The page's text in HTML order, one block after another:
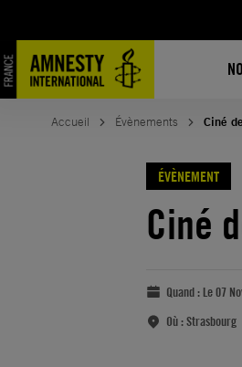
Accueil Évènements Ciné
ÉVÈNEMENT
Ciné
Quand : Le 07
Où :Strasbourg